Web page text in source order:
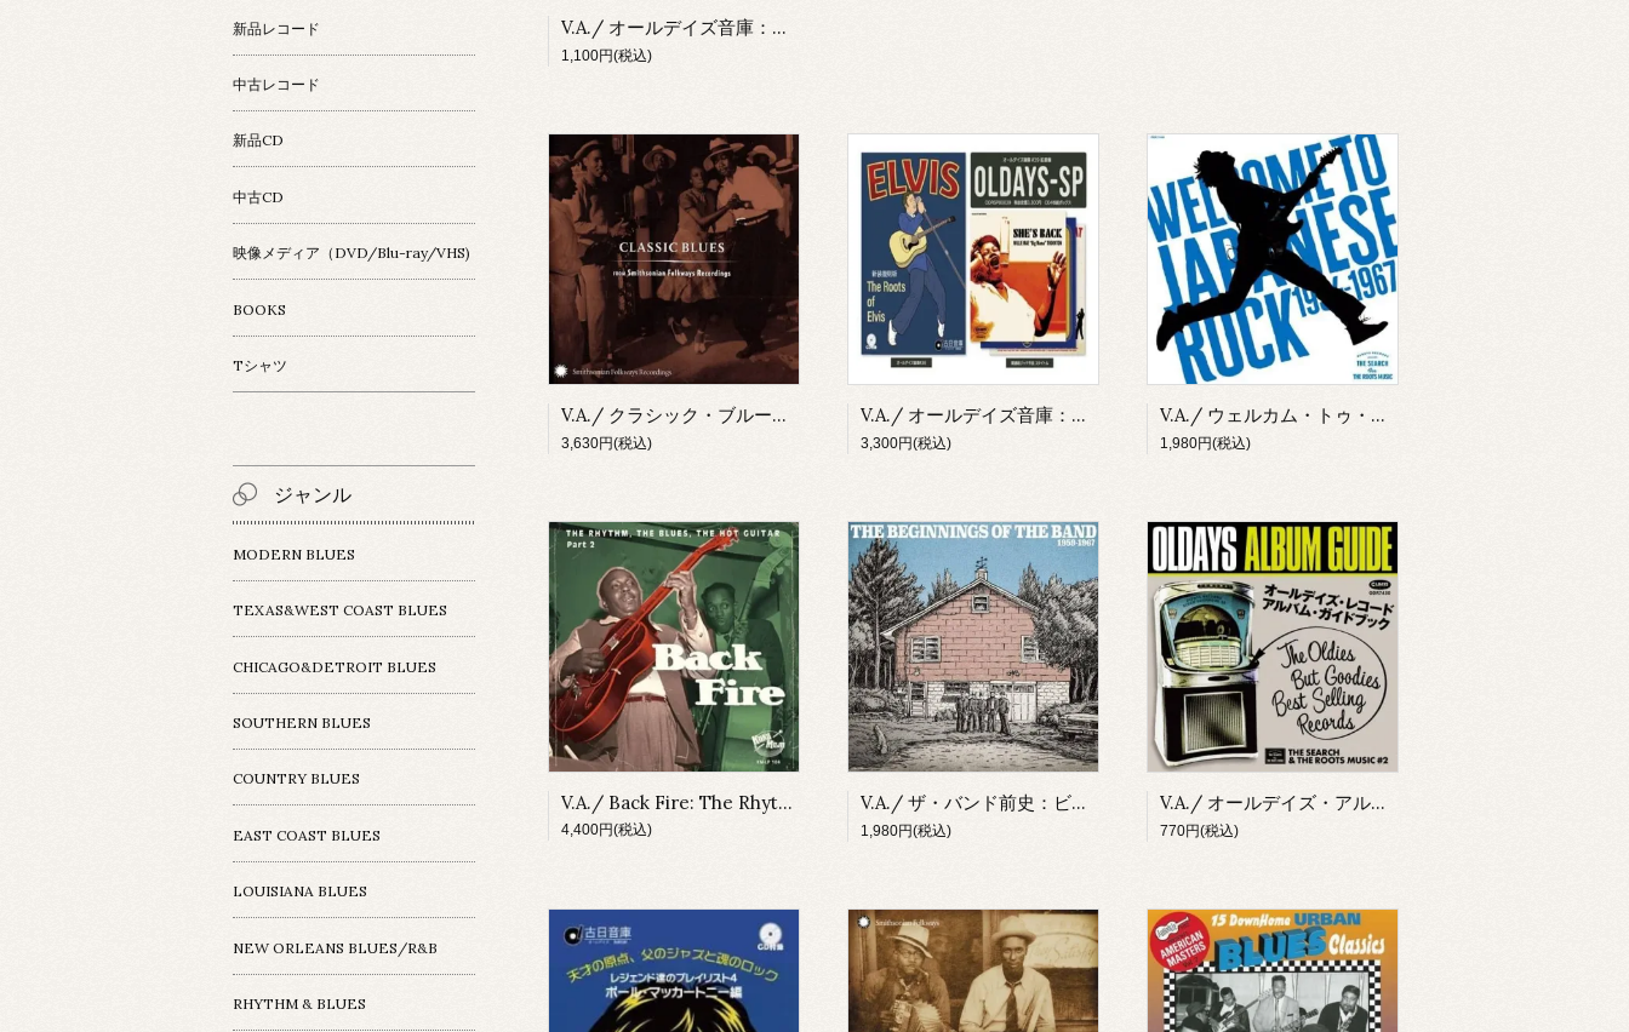
V.A./ オールデイズ音庫：アナザー・サイド・オブ・アメリカン・グラフィティ（2026新装増補版）(CD/特殊ケース)
1,100円(税込)
V.A./ クラシック・ブルース From スミソニアン・フォークウェイズ(CD)
3,630円(税込)
V.A./ オールデイズ音庫：僕もエルヴィスが大好き 新装復刻版(4CDスペシャル・エディション)
3,300円(税込)
V.A./ ウェルカム・トゥ・ジャパニーズ・ロック：リンダに憧れながら(CD)
1,980円(税込)
V.A./ Back Fire: The Rhythm, The Blues, The Hot Guitar Part 2(LP)
4,400円(税込)
V.A./ ザ・バンド前史：ビッグ・ピンクまでの軌跡(CD)
1,980円(税込)
V.A./ オールデイズ・アルバム・ガイド50：THE SEARCH & THE ROOTS MUSICシリーズ #2(CD)
770円(税込)
新品レコード
中古レコード
新品CD
中古CD
映像メディア（DVD/Blu-ray/VHS)
BOOKS
Tシャツ
ジャンル
MODERN BLUES
TEXAS&WEST COAST BLUES
CHICAGO&DETROIT BLUES
SOUTHERN BLUES
COUNTRY BLUES
EAST COAST BLUES
LOUISIANA BLUES
NEW ORLEANS BLUES/R&B
RHYTHM & BLUES